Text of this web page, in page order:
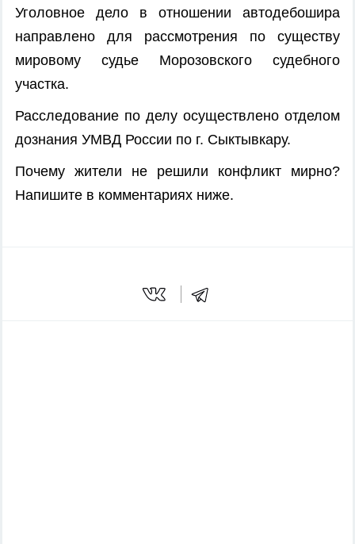
Уголовное дело в отношении автодебошира
направлено для рассмотрения по существу
мировому судье Морозовского судебного
участка.
Расследование по делу осуществлено отделом
дознания УМВД России по г. Сыктывкару.
Почему жители не решили конфликт мирно?
Напишите в комментариях ниже.